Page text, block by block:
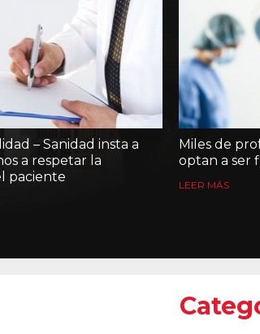
– Sanidad insta a
a respetar la
paciente
Miles de
optan a ser
LEER MÁS